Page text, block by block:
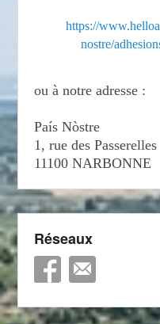
https://
nostre/
ou à notre adresse :
País Nòstre
1, rue des Passerelles
11100 NARBONNE
Réseaux